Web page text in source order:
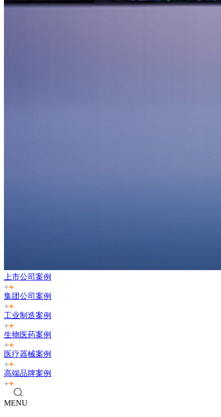
上市公司案例
集团公司案例
工业制造案例
生物医药案例
医疗器械案例
高端品牌案例
MENU